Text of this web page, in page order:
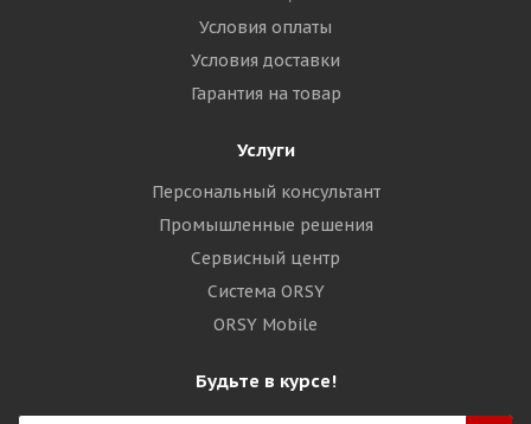
Условия оплаты
Условия доставки
Гарантия на товар
Услуги
Персональный консультант
Промышленные решения
Сервисный центр
Система ORSY
ORSY Mobile
Будьте в курсе!